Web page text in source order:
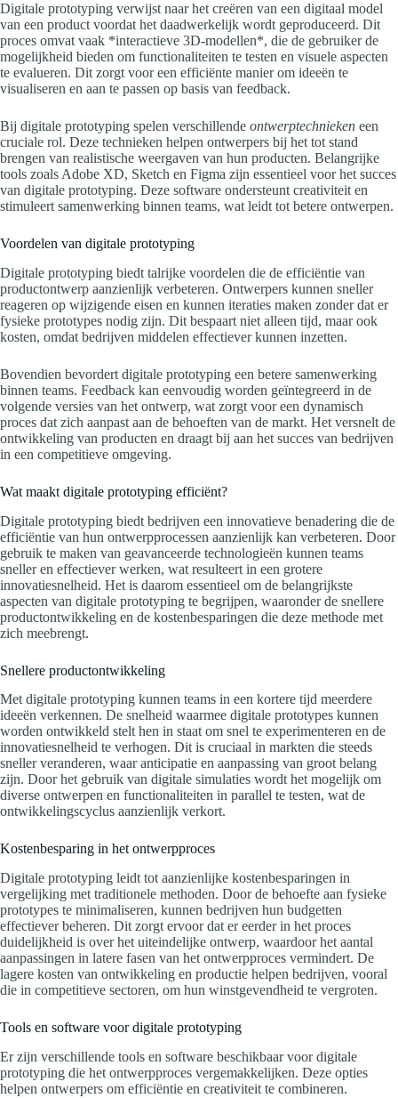
Digitale prototyping verwijst naar het creëren van een digitaal model
van een product voordat het daadwerkelijk wordt geproduceerd. Dit
proces omvat vaak *interactieve 3D-modellen*, die de gebruiker de
mogelijkheid bieden om functionaliteiten te testen en visuele aspecten
te evalueren. Dit zorgt voor een efficiënte manier om ideeën te
visualiseren en aan te passen op basis van feedback.
Bij digitale prototyping spelen verschillende ontwerptechnieken een
cruciale rol. Deze technieken helpen ontwerpers bij het tot stand
brengen van realistische weergaven van hun producten. Belangrijke
tools zoals Adobe XD, Sketch en Figma zijn essentieel voor het succes
van digitale prototyping. Deze software ondersteunt creativiteit en
stimuleert samenwerking binnen teams, wat leidt tot betere ontwerpen.
Voordelen van digitale prototyping
Digitale prototyping biedt talrijke voordelen die de efficiëntie van
productontwerp aanzienlijk verbeteren. Ontwerpers kunnen sneller
reageren op wijzigende eisen en kunnen iteraties maken zonder dat er
fysieke prototypes nodig zijn. Dit bespaart niet alleen tijd, maar ook
kosten, omdat bedrijven middelen effectiever kunnen inzetten.
Bovendien bevordert digitale prototyping een betere samenwerking
binnen teams. Feedback kan eenvoudig worden geïntegreerd in de
volgende versies van het ontwerp, wat zorgt voor een dynamisch
proces dat zich aanpast aan de behoeften van de markt. Het versnelt de
ontwikkeling van producten en draagt bij aan het succes van bedrijven
in een competitieve omgeving.
Wat maakt digitale prototyping efficiënt?
Digitale prototyping biedt bedrijven een innovatieve benadering die de
efficiëntie van hun ontwerpprocessen aanzienlijk kan verbeteren. Door
gebruik te maken van geavanceerde technologieën kunnen teams
sneller en effectiever werken, wat resulteert in een grotere
innovatiesnelheid. Het is daarom essentieel om de belangrijkste
aspecten van digitale prototyping te begrijpen, waaronder de snellere
productontwikkeling en de kostenbesparingen die deze methode met
zich meebrengt.
Snellere productontwikkeling
Met digitale prototyping kunnen teams in een kortere tijd meerdere
ideeën verkennen. De snelheid waarmee digitale prototypes kunnen
worden ontwikkeld stelt hen in staat om snel te experimenteren en de
innovatiesnelheid te verhogen. Dit is cruciaal in markten die steeds
sneller veranderen, waar anticipatie en aanpassing van groot belang
zijn. Door het gebruik van digitale simulaties wordt het mogelijk om
diverse ontwerpen en functionaliteiten in parallel te testen, wat de
ontwikkelingscyclus aanzienlijk verkort.
Kostenbesparing in het ontwerpproces
Digitale prototyping leidt tot aanzienlijke kostenbesparingen in
vergelijking met traditionele methoden. Door de behoefte aan fysieke
prototypes te minimaliseren, kunnen bedrijven hun budgetten
effectiever beheren. Dit zorgt ervoor dat er eerder in het proces
duidelijkheid is over het uiteindelijke ontwerp, waardoor het aantal
aanpassingen in latere fasen van het ontwerpproces vermindert. De
lagere kosten van ontwikkeling en productie helpen bedrijven, vooral
die in competitieve sectoren, om hun winstgevendheid te vergroten.
Tools en software voor digitale prototyping
Er zijn verschillende tools en software beschikbaar voor digitale
prototyping die het ontwerpproces vergemakkelijken. Deze opties
helpen ontwerpers om efficiëntie en creativiteit te combineren.